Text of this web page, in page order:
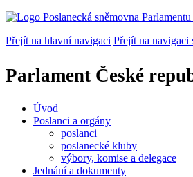
Přejít na hlavní navigaci Přejít na navigaci
Parlament České
Úvod
Poslanci a orgány
poslanci
poslanecké kluby
výbory, komise a delegace
Jednání a dokumenty